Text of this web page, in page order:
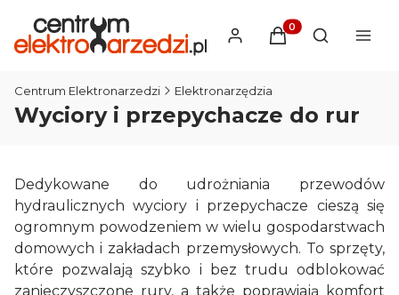
Produkty w
Otwórz
Centrum Elektronarzedzi Elektronarzędzia
Wyciory i przepychacze do rur
Dedykowane do udrożniania przewodów
hydraulicznych wyciory i przepychacze cieszą się
ogromnym powodzeniem w wielu gospodarstwach
domowych i zakładach przemysłowych. To sprzęty,
które pozwalają szybko i bez trudu odblokować
zanieczyszczone rury, a także poprawiają komfort